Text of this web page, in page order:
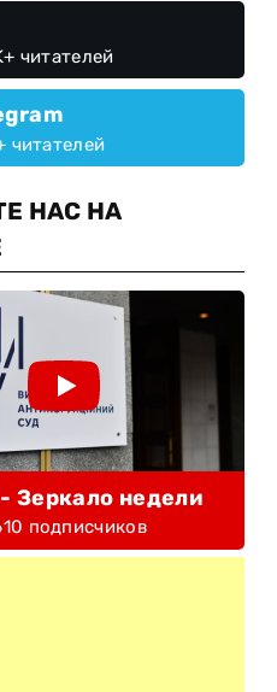
читателей
читателей
НАС НА
Зеркало недели
подписчиков